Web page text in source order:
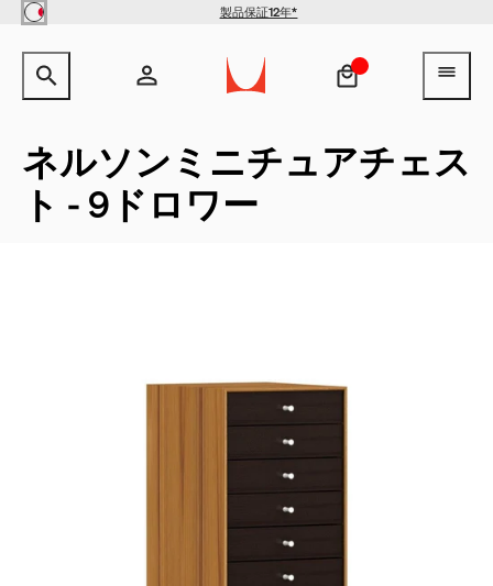
Skip to main content 製品保証12年*
サイト内検索のためのテキストを入力してください。
Herman Miller X HAY
¥100,100
ヘッダー検索ボックスをオープン
アカウント
新規登録
QuickShip：通常在庫品
QuickShip：国内在庫品
ゲーミングチェア
デザイナー
クリアランス
ネルソンミニチュアチェス
ト - 9ドロワー